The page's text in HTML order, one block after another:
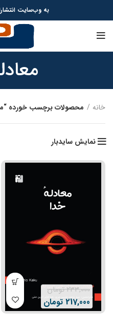
به وب‌سایت
خانه محصولات برچسب خورده
نمایش سایدبار
233,000تومان
217,000 تومان